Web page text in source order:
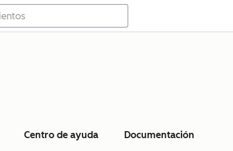
Centro de ayuda Documentación